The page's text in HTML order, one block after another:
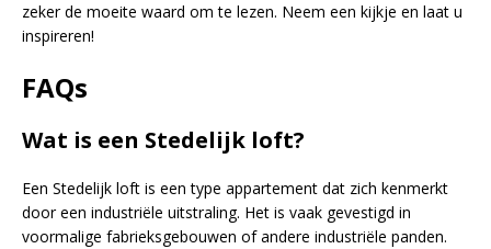
zeker de moeite waard om te lezen. Neem een kijkje en laat u
inspireren!
FAQs
Wat is een Stedelijk loft?
Een Stedelijk loft is een type appartement dat zich kenmerkt
door een industriële uitstraling. Het is vaak gevestigd in
voormalige fabrieksgebouwen of andere industriële panden.